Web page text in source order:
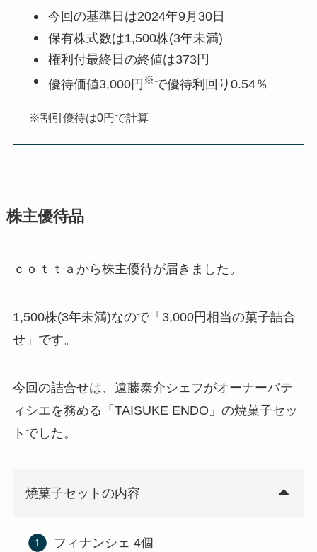
今回の基準日は2024年9月30日
保有株式数は1,500株(3年未満)
権利付最終日の終値は373円
優待価値3,000円 ※で優待利回り0.54％
※割引優待は0円で計算
株主優待品
ｃｏｔｔａから株主優待が届きました。
1,500株(3年未満)なので「3,000円相当の菓子詰合
せ」です。
今回の詰合せは、遠藤泰介シェフがオーナーパテ
ィシエを務める「TAISUKE ENDO」の焼菓子セッ
トでした。
焼菓子セットの内容
フィナンシェ 4個